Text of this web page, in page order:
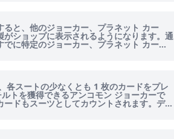
ると、他のジョーカー、プラネット カー
がショップに表示されるようになります。通
でに特定のジョーカー、プラネット カー
所有してい...
各スートの少なくとも 1 枚のカードをプレ
トを獲得できるアンコモン ジョーカーで
ードもスーツとしてカウントされます。デバ